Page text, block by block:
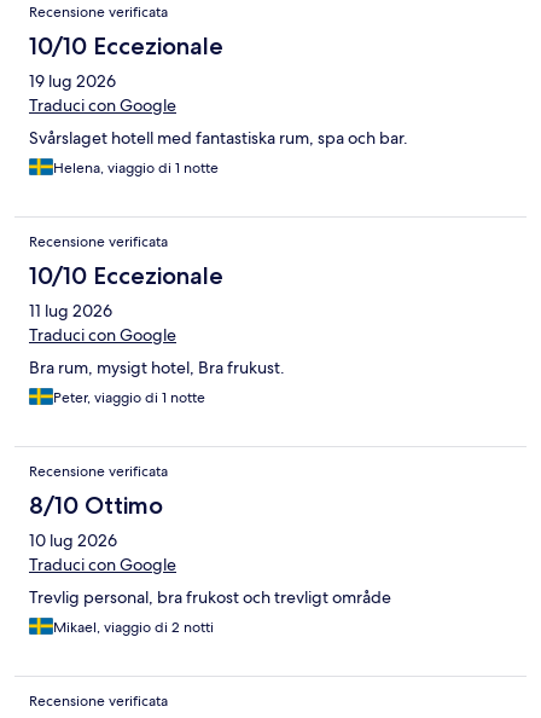
Recensione verificata
10/10 Eccezionale
19 lug 2026
Traduci con Google
Svårslaget hotell med fantastiska rum, spa och bar.
Helena, viaggio di 1 notte
Recensione verificata
10/10 Eccezionale
11 lug 2026
Traduci con Google
Bra rum, mysigt hotel, Bra frukust.
Peter, viaggio di 1 notte
Recensione verificata
8/10 Ottimo
10 lug 2026
Traduci con Google
Trevlig personal, bra frukost och trevligt område
Mikael, viaggio di 2 notti
Recensione verificata